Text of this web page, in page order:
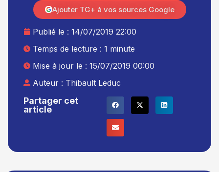
Partager cet
article
Publié le : 14/07/2019 22:00
Temps de lecture : 1 minute
Mise à jour le : 15/07/2019 00:00
Auteur : Thibault Leduc
Ajouter TG+ à vos sources Google